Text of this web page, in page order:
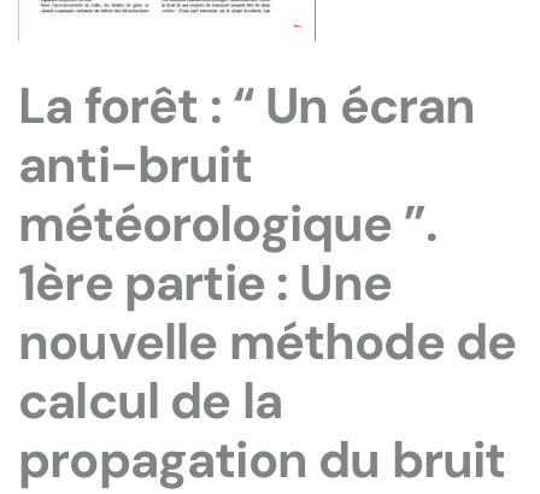
La forêt : “ Un écran
anti-bruit
météorologique ”.
1ère partie : Une
nouvelle méthode de
calcul de la
propagation du bruit